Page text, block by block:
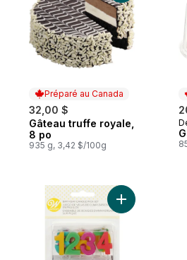
Préparé au Canada
32,00 $
Préparé au Canada
Gâteau truffe royale,
8 po
935 g, 3,42 $/100g
Ajouter